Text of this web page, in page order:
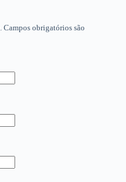
Campos obrigatórios são